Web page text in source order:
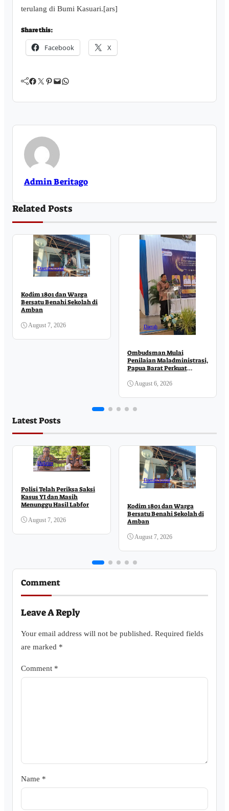
terulang di Bumi Kasuari.[ars]
Share this:
Facebook X
Facebook Twitter Pinterest Mail WhatsApp
Admin Beritago
Related Posts
DaerahSosial
Kodim 1801 dan Warga
Bersatu Benahi Sekolah di
Amban
August 7, 2026 Daerah
Ombudsman Mulai
Penilaian Maladministrasi,
Papua Barat Perkuat
Publik
August 6, 2026
Latest Posts
Hukrim
Polisi Telah Periksa Saksi
Kasus YI dan Masih
Menunggu Hasil Labfor
August 7, 2026
DaerahSosial
Kodim 1801 dan Warga
Bersatu Benahi Sekolah di
Amban
August 7, 2026
Comment
Leave A Reply
Your email address will not be published. Required fields
are marked *
Comment *
Name *